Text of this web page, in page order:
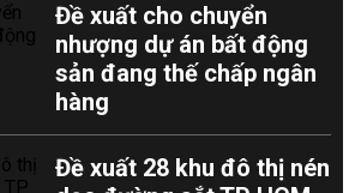
Đề xuất cho chuyển
nhượng dự án bất động
sản đang thế chấp ngân
hàng
Đề xuất 28 khu đô thị nén